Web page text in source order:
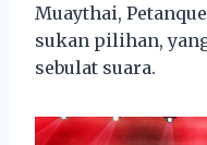
Muaythai,
sukan pilihan,
sebulat suara.